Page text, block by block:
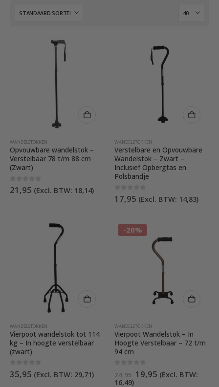
WANDELSTOKKEN
Opvouwbare wandelstok –
Verstelbaar 78 t/m 88 cm
(Zwart)
0out of 5
21,95 (Excl. BTW: 18,14)
WANDELSTOKKEN
Verstelbare en Opvouwbare
Wandelstok – Zwart –
Inclusief Opbergtas en
Polsbandje
0 out of 5
17,95 (Excl. BTW: 14,83)
WANDELSTOKKEN
Vierpoot wandelstok tot 114
kg – In hoogte verstelbaar
(zwart)
0 out of 5
35,95 (Excl. BTW: 29,71)
-20%
WANDELSTOKKEN
Vierpoot Wandelstok – In
Hoogte Verstelbaar – 72 t/m
94 cm
out of 5
24,95 Oorspronkelijke
prijs
19,95Huidige
prijs
(Excl. BTW:
16,49)